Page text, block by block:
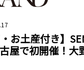
・お土産付き】
屋で初開催！大